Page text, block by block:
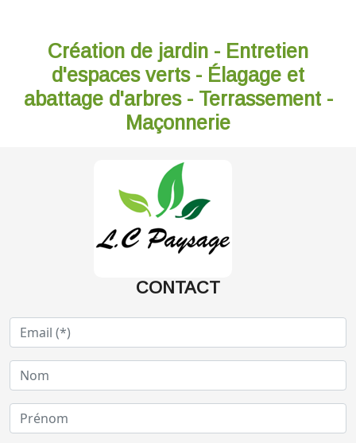
Création de jardin - Entretien
d'espaces verts - Élagage et
abattage d'arbres - Terrassement -
Maçonnerie
CONTACT